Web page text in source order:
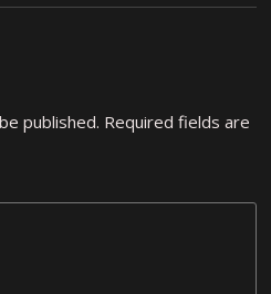
published. Required fields are